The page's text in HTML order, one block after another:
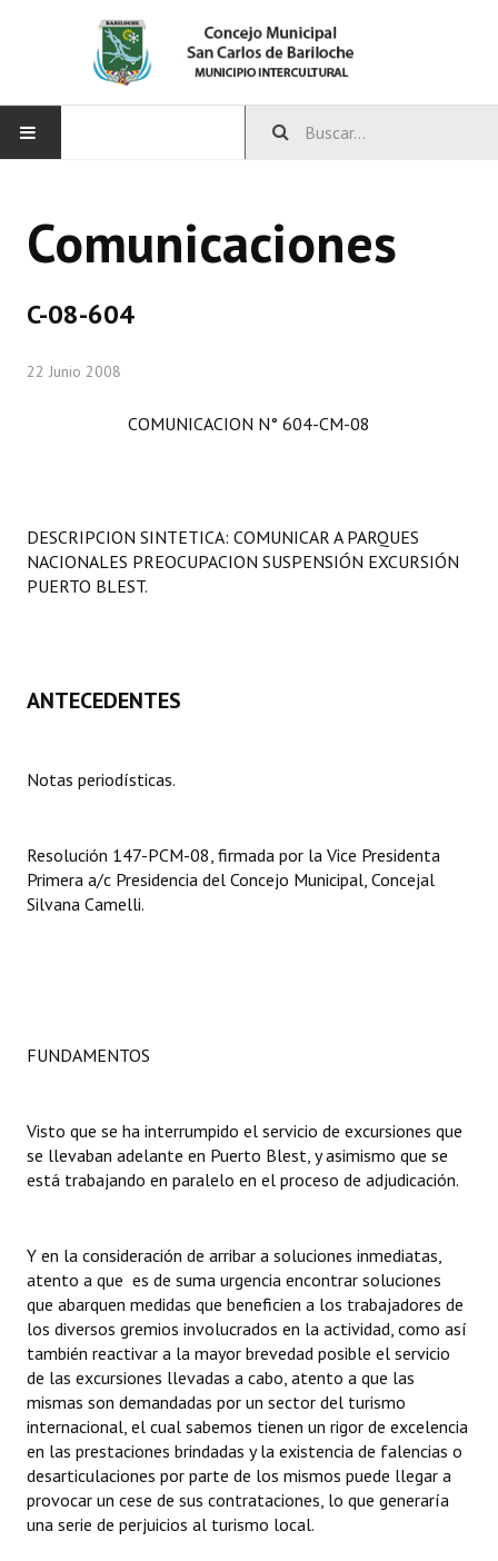
CONCEJO
Comisiones Especiales
LEGISLACIÓN
Carta Orgánica 2007
Organigrama
DOCUMENTOS
Informes de Unidad Coordinadora
Ejecución Presupuestaria
NORMATIVA
Comunicaciones
Declaraciones
Resoluciones
Resoluciones de Presidencia
INSTITUCIONAL
Comunicaciones
C-08-604
22 Junio 2008
COMUNICACION N° 604-CM-08
DESCRIPCION SINTETICA: COMUNICAR A PARQUES
NACIONALES PREOCUPACION SUSPENSIÓN EXCURSIÓN
PUERTO BLEST.
ANTECEDENTES
Notas periodísticas.
Resolución 147-PCM-08, firmada por la Vice Presidenta
Primera a/c Presidencia del Concejo Municipal, Concejal
Silvana Camelli.
FUNDAMENTOS
Visto que se ha interrumpido el servicio de excursiones que
se llevaban adelante en Puerto Blest, y asimismo que se
está trabajando en paralelo en el proceso de adjudicación.
Y en la consideración de arribar a soluciones inmediatas,
atento a que es de suma urgencia encontrar soluciones
que abarquen medidas que beneficien a los trabajadores de
los diversos gremios involucrados en la actividad, como así
también reactivar a la mayor brevedad posible el servicio
de las excursiones llevadas a cabo, atento a que las
mismas son demandadas por un sector del turismo
internacional, el cual sabemos tienen un rigor de excelencia
en las prestaciones brindadas y la existencia de falencias o
desarticulaciones por parte de los mismos puede llegar a
provocar un cese de sus contrataciones, lo que generaría
una serie de perjuicios al turismo local.